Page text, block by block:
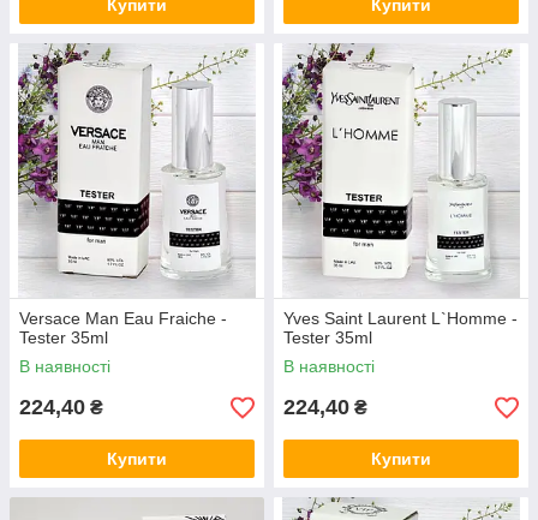
Купити Купити
Versace Man Eau Fraiche -
Tester 35ml
В наявності
224,40 ₴
Купити
Yves Saint Laurent L`Homme -
Tester 35ml
В наявності
224,40 ₴
Купити